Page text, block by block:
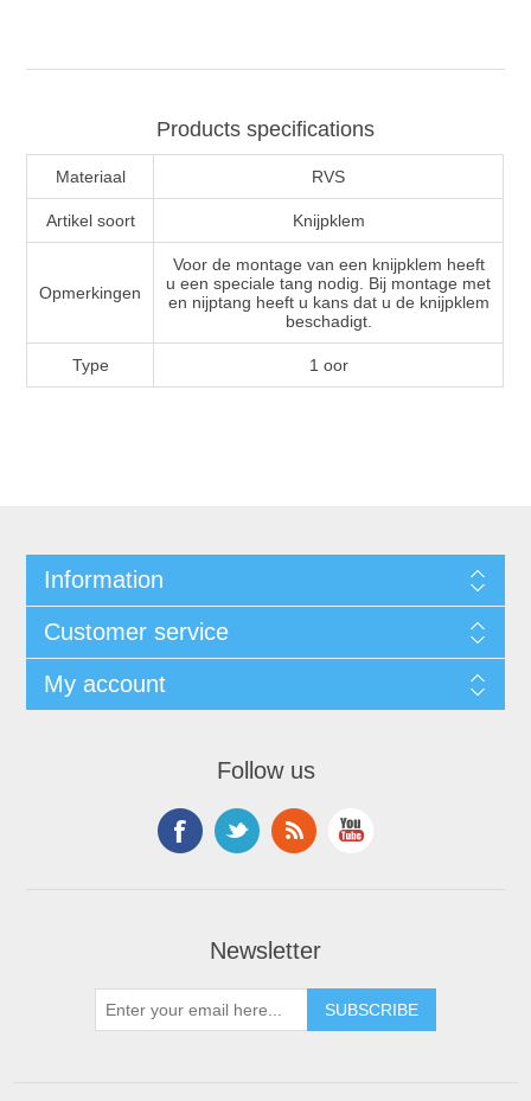
Products specifications
Materiaal RVS
Artikel soort Knijpklem
Opmerkingen
Voor de montage van een knijpklem heeft
u een speciale tang nodig. Bij montage met
en nijptang heeft u kans dat u de knijpklem
beschadigt.
Type 1 oor
Information
Customer service
My account
Follow us
Newsletter